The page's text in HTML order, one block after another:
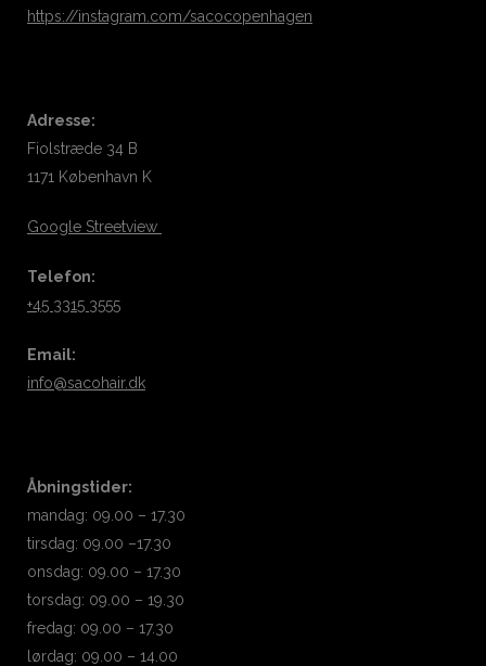
https://instagram.com/sacocopenhagen
Adresse:
Fiolstræde 34 B
1171 København K
Google Streetview
Telefon:
+45 3315 3555
Email:
info@sacohair.dk
Åbningstider:
mandag: 09.00 – 17.30
tirsdag: 09.00 –17.30
onsdag: 09.00 – 17.30
torsdag: 09.00 – 19.30
fredag: 09.00 – 17.30
lørdag: 09.00 – 14.00